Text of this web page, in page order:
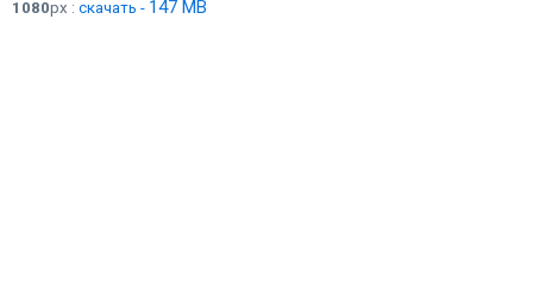
1080px : скачать - 147 MB